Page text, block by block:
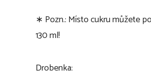
∗ Pozn.: Místo cukru můžete
130 ml!
Drobenka: